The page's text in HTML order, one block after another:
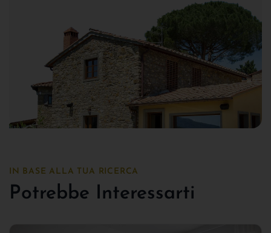
IN BASE ALLA TUA RICERCA
Potrebbe Interessarti